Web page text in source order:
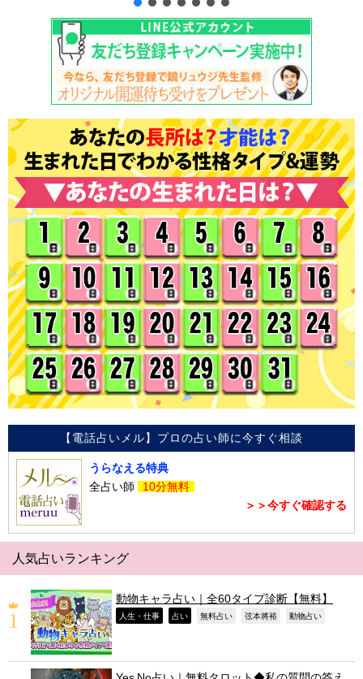
【電話占いメル】プロの占い師に今すぐ相談
うらなえる特典
全占い師
10分無料
＞＞今すぐ確認する
人気占いランキング
動物キャラ占い｜全60タイプ診断【無料】
人生・仕事 占い 無料占い 弦本將裕 動物占い